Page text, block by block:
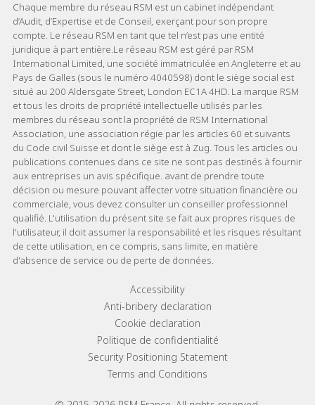
Chaque membre du réseau RSM est un cabinet indépendant
d’Audit, d’Expertise et de Conseil, exerçant pour son propre
compte. Le réseau RSM en tant que tel n’est pas une entité
juridique à part entière.Le réseau RSM est géré par RSM
International Limited, une société immatriculée en Angleterre et au
Pays de Galles (sous le numéro 4040598) dont le siège social est
situé au 200 Aldersgate Street, London EC1A 4HD. La marque RSM
et tous les droits de propriété intellectuelle utilisés par les
membres du réseau sont la propriété de RSM International
Association, une association régie par les articles 60 et suivants
du Code civil Suisse et dont le siège est à Zug. Tous les articles ou
publications contenues dans ce site ne sont pas destinés à fournir
aux entreprises un avis spécifique. avant de prendre toute
décision ou mesure pouvant affecter votre situation financière ou
commerciale, vous devez consulter un conseiller professionnel
qualifié. L'utilisation du présent site se fait aux propres risques de
l'utilisateur, il doit assumer la responsabilité et les risques résultant
de cette utilisation, en ce compris, sans limite, en matière
d'absence de service ou de perte de données.
Footer menu linksAccessibility
Anti-bribery declaration
Cookie declaration
Politique de confidentialité
Security Positioning Statement
Terms and Conditions